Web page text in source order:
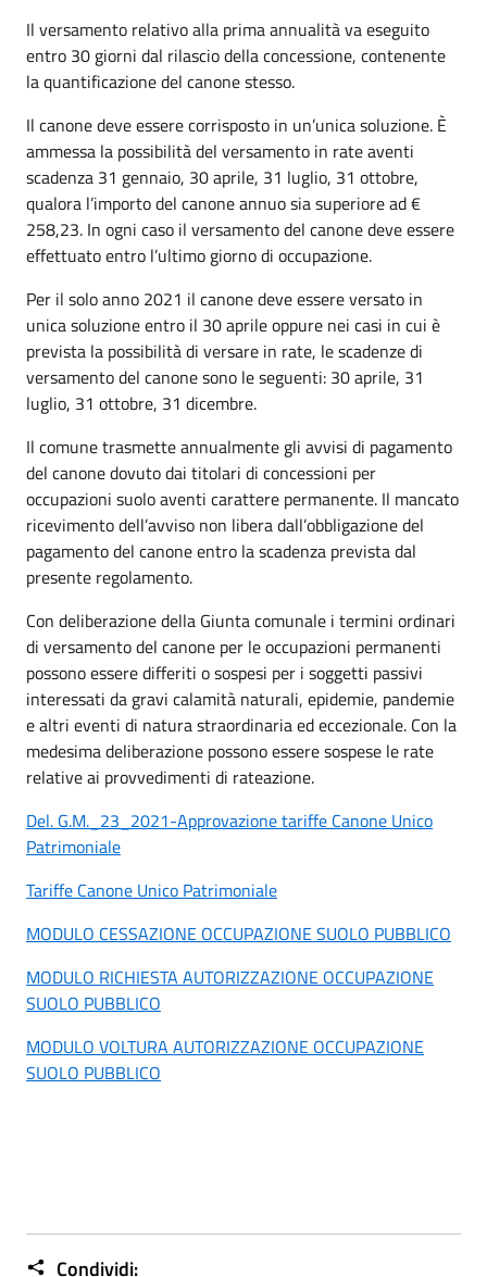
Il versamento relativo alla prima annualità va eseguito
entro 30 giorni dal rilascio della concessione, contenente
la quantificazione del canone stesso.
Il canone deve essere corrisposto in un’unica soluzione. È
ammessa la possibilità del versamento in rate aventi
scadenza 31 gennaio, 30 aprile, 31 luglio, 31 ottobre,
qualora l’importo del canone annuo sia superiore ad €
258,23. In ogni caso il versamento del canone deve essere
effettuato entro l’ultimo giorno di occupazione.
Per il solo anno 2021 il canone deve essere versato in
unica soluzione entro il 30 aprile oppure nei casi in cui è
prevista la possibilità di versare in rate, le scadenze di
versamento del canone sono le seguenti: 30 aprile, 31
luglio, 31 ottobre, 31 dicembre.
Il comune trasmette annualmente gli avvisi di pagamento
del canone dovuto dai titolari di concessioni per
occupazioni suolo aventi carattere permanente. Il mancato
ricevimento dell’avviso non libera dall’obbligazione del
pagamento del canone entro la scadenza prevista dal
presente regolamento.
Con deliberazione della Giunta comunale i termini ordinari
di versamento del canone per le occupazioni permanenti
possono essere differiti o sospesi per i soggetti passivi
interessati da gravi calamità naturali, epidemie, pandemie
e altri eventi di natura straordinaria ed eccezionale. Con la
medesima deliberazione possono essere sospese le rate
relative ai provvedimenti di rateazione.
Del. G.M._23_2021-Approvazione tariffe Canone Unico
Patrimoniale
Tariffe Canone Unico Patrimoniale
MODULO CESSAZIONE OCCUPAZIONE SUOLO PUBBLICO
MODULO RICHIESTA AUTORIZZAZIONE OCCUPAZIONE
SUOLO PUBBLICO
MODULO VOLTURA AUTORIZZAZIONE OCCUPAZIONE
SUOLO PUBBLICO
Condividi: